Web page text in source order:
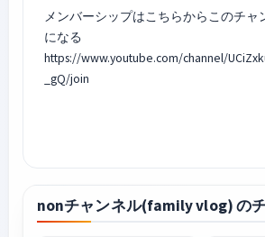
メンバーシップはこちらからこのチャ
になる
https://www.youtube.com/channel/
_gQ/join
nonチャンネル(family vlog) の